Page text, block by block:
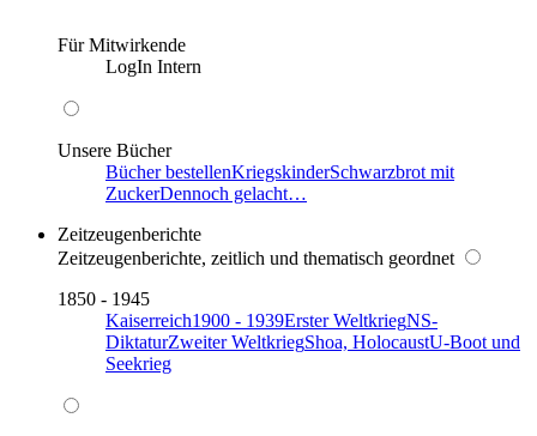
Für Mitwirkende
LogIn Intern
Unsere Bücher
Bücher bestellenKriegskinderSchwarzbrot mit
ZuckerDennoch gelacht…
Zeitzeugenberichte
Zeitzeugenberichte, zeitlich und thematisch geordnet
1850 - 1945
Kaiserreich1900 - 1939Erster WeltkriegNS-
DiktaturZweiter WeltkriegShoa, HolocaustU-Boot und
Seekrieg